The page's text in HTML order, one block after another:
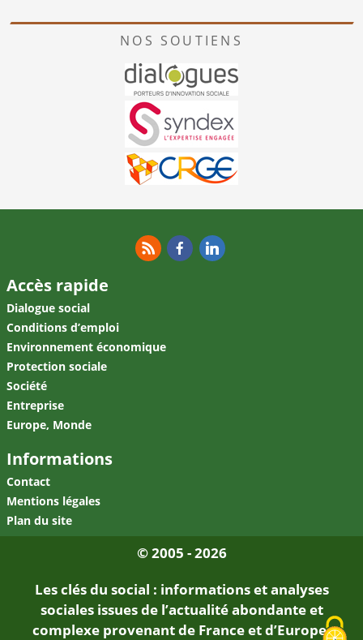
NOS SOUTIENS
Accès rapide
Dialogue social
Conditions d’emploi
Environnement économique
Protection sociale
Société
Entreprise
Europe, Monde
Informations
Contact
Mentions légales
Plan du site
© 2005 - 2026
Les clés du social : informations et analyses
sociales issues de l’actualité abondante et
complexe provenant de France et d’Europe.